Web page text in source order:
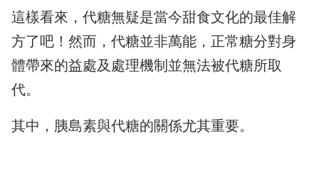
這樣看來，代糖無疑是當今甜食文化的最佳解
方了吧！然而，代糖並非萬能，正常糖分對身
體帶來的益處及處理機制並無法被代糖所取
代。
其中，胰島素與代糖的關係尤其重要。